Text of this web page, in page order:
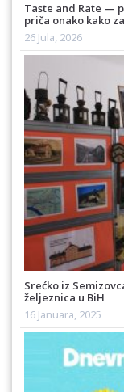
Taste and Rate —
priča onako kako
26 Jula, 2026
Srećko iz
željeznica u BiH
16 Januara, 2025